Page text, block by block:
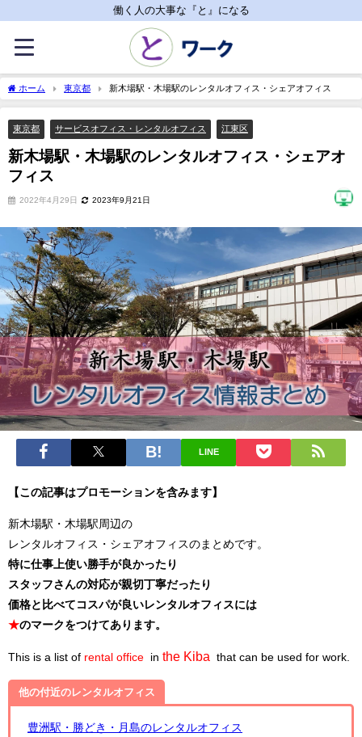
働く人の大事な『と』になる
ホーム 東京都 新木場駅・木場駅のレンタルオフィス・シェアオフィス
東京都 サービスオフィス・レンタルオフィス 江東区
新木場駅・木場駅のレンタルオフィス・シェアオ
フィス
2022年4月29日 2023年9月21日
LINE
【この記事はプロモーションを含みます】
新木場駅・木場駅周辺の
レンタルオフィス・シェアオフィスのまとめです。
特に仕事上使い勝手が良かったり
スタッフさんの対応が親切丁寧だったり
価格と比べてコスパが良いレンタルオフィスには
★のマークをつけてあります。
This is a list of rental office in the Kiba that can be used for work.
他の付近のレンタルオフィス
豊洲駅・勝どき・月島のレンタルオフィス